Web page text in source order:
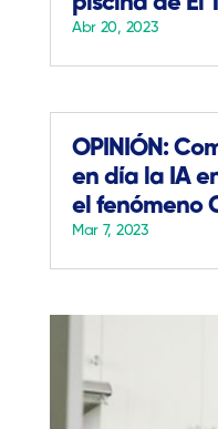
Abr 20, 2023
OPINIÓN:
en día la IA
el fenómeno
Mar 7, 2023